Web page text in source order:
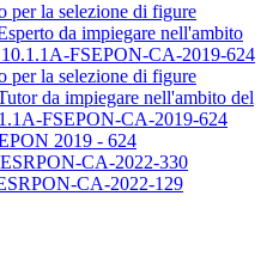
per la selezione di figure
da impiegare nell'ambito
FSEPON-CA-2019-624
per la selezione di figure
da impiegare nell'ambito del
FSEPON-CA-2019-624
2019 - 624
CA-2022-330
CA-2022-129